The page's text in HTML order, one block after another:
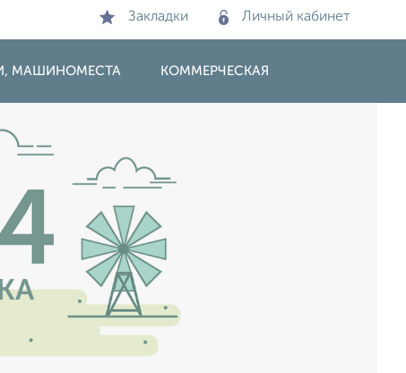
Закладки Личный кабинет
МАШИНОМЕСТА КОММЕРЧЕСКАЯ